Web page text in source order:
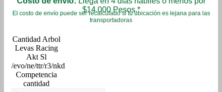
$14.000 Pesos.*
El costo de envío puede ser recalculado si tu ubicación es lejana para las
transportadoras
Arbol
Levas Racing
Akt Sl
/evo/ne/ttr/r3/nkd
Competencia
cantidad